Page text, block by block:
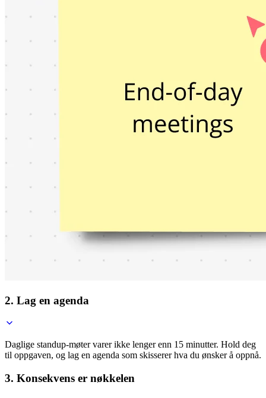
2. Lag en agenda
Daglige standup-møter varer ikke lenger enn 15 minutter. Hold deg
til oppgaven, og lag en agenda som skisserer hva du ønsker å oppnå.
3. Konsekvens er nøkkelen